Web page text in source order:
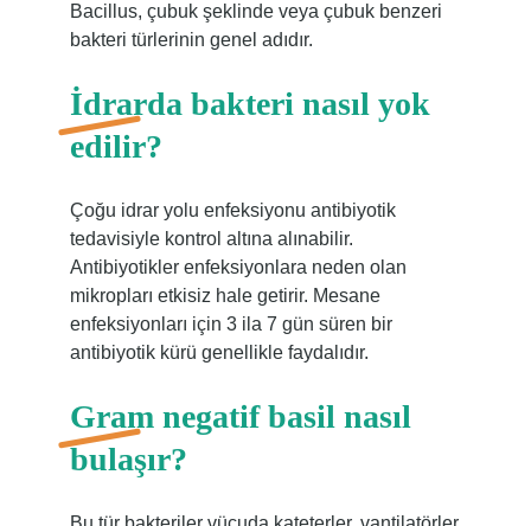
Bacillus, çubuk şeklinde veya çubuk benzeri
bakteri türlerinin genel adıdır.
İdrarda bakteri nasıl yok
edilir?
Çoğu idrar yolu enfeksiyonu antibiyotik
tedavisiyle kontrol altına alınabilir.
Antibiyotikler enfeksiyonlara neden olan
mikropları etkisiz hale getirir. Mesane
enfeksiyonları için 3 ila 7 gün süren bir
antibiyotik kürü genellikle faydalıdır.
Gram negatif basil nasıl
bulaşır?